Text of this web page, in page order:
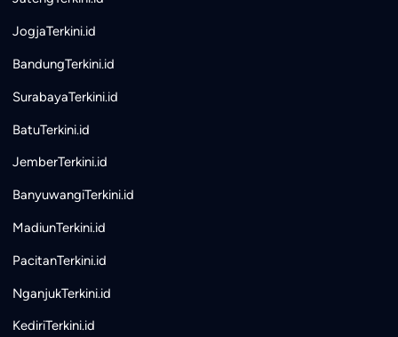
JogjaTerkini.id
BandungTerkini.id
SurabayaTerkini.id
BatuTerkini.id
JemberTerkini.id
BanyuwangiTerkini.id
MadiunTerkini.id
PacitanTerkini.id
NganjukTerkini.id
KediriTerkini.id